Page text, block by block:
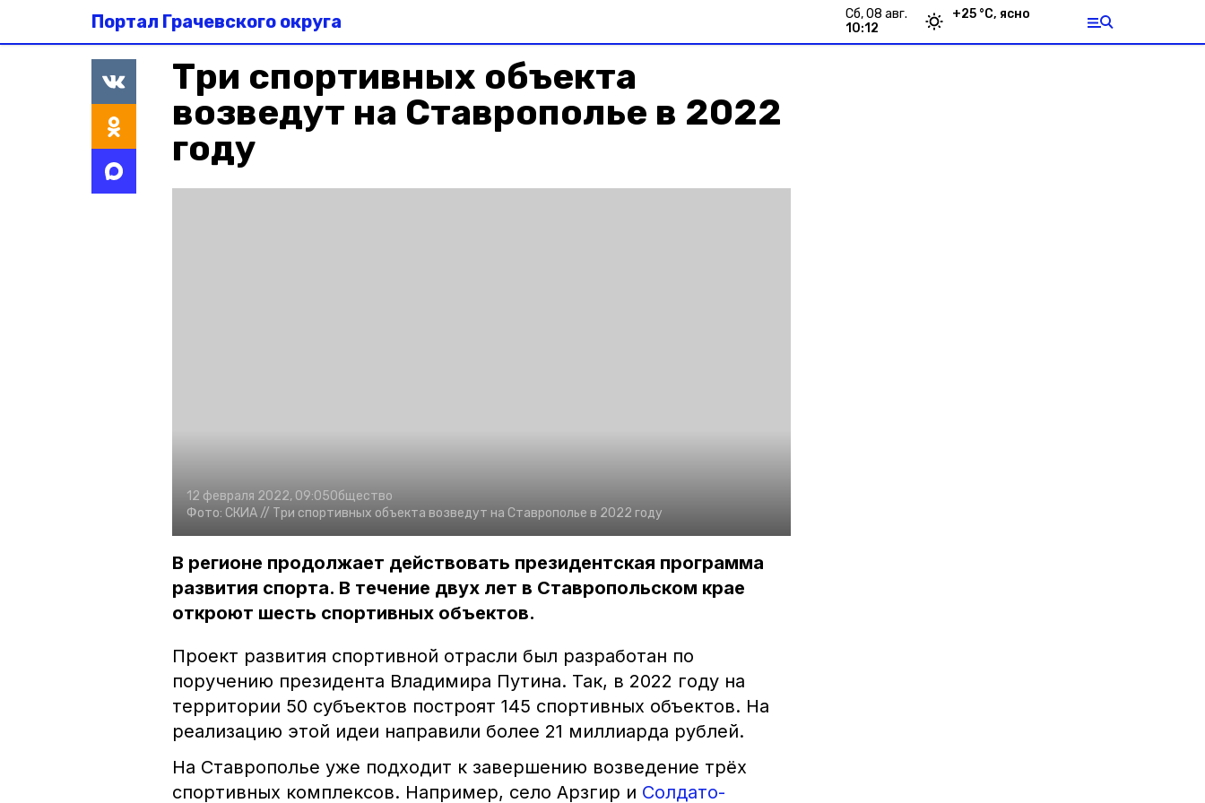
Портал Грачевского округа
сб, 08 авг.
10:12
+25 °С, ясно
Три спортивных объекта
возведут на Ставрополье в 2022
году
12 февраля 2022, 09:05Общество
Фото: СКИА // Три спортивных объекта возведут на Ставрополье в 2022 году
В регионе продолжает действовать президентская программа
развития спорта. В течение двух лет в Ставропольском крае
откроют шесть спортивных объектов.
Проект развития спортивной отрасли был разработан по
поручению президента Владимира Путина. Так, в 2022 году на
территории 50 субъектов построят 145 спортивных объектов. На
реализацию этой идеи направили более 21 миллиарда рублей.
На Ставрополье уже подходит к завершению возведение трёх
спортивных комплексов. Например, село Арзгир и Солдато-